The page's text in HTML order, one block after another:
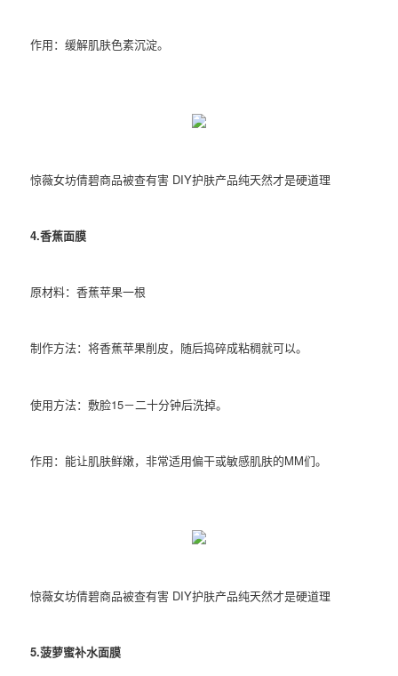
作用：缓解肌肤色素沉淀。
惊薇女坊倩碧商品被查有害 DIY护肤产品纯天然才是硬道理
4.香蕉面膜
原材料：香蕉苹果一根
制作方法：将香蕉苹果削皮，随后捣碎成粘稠就可以。
使用方法：敷脸15－二十分钟后洗掉。
作用：能让肌肤鲜嫩，非常适用偏干或敏感肌肤的MM们。
惊薇女坊倩碧商品被查有害 DIY护肤产品纯天然才是硬道理
5.菠萝蜜补水面膜